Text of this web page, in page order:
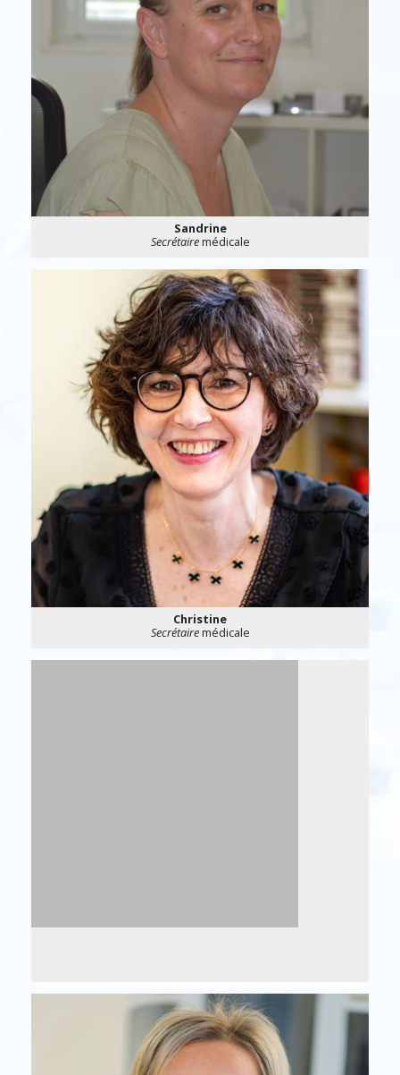
Sandrine
Secrétairemédicale
Christine
Secrétairemédicale